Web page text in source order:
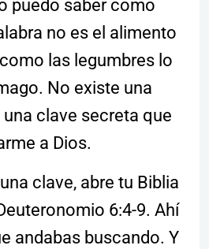
puedo saber como
no es el alimento
las legumbres lo
No existe una
clave secreta que
a Dios.
clave, abre tu Biblia
6:4-9. Ahí
andabas buscando. Y